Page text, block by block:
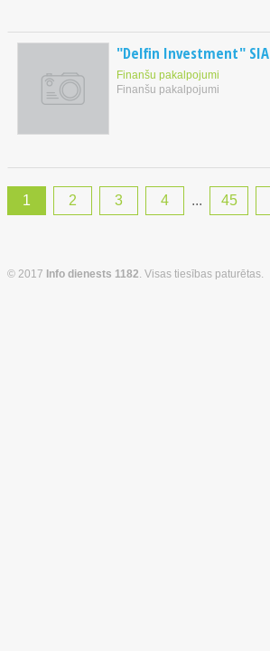
"Delfin Investment" SIA
Finanšu pakalpojumi
Finanšu pakalpojumi
1 2 3 4 ... 45
© 2017 Info dienests 1182. Visas tiesības paturētas.